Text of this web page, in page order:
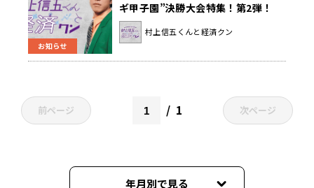
お知らせ
ギ甲子園”決勝大会特集！第2弾！
『村上信五くんと経済クン』
村上信五くんと経済クン
前ページ 1 次ページ
年月別で見る